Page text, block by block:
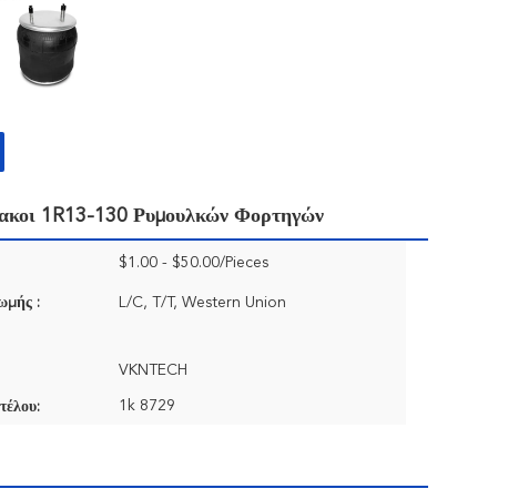
1R13-130 Ρυμουλκών Φορτηγών
$1.00 - $50.00/Pieces
: L/C, T/T, Western Union
VKNTECH
1k 8729